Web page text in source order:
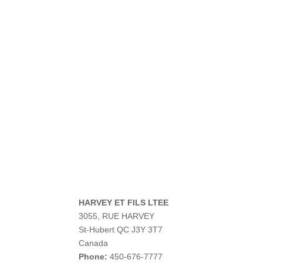
HARVEY ET FILS LTEE
3055, RUE HARVEY
St-HubertQCJ3Y 3T7
Canada
Phone:450-676-7777